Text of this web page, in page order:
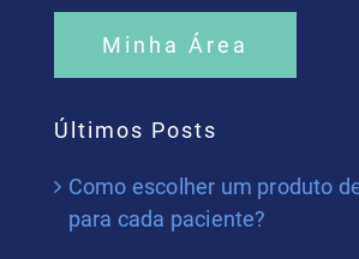
Minha Área
Últimos Posts
Como escolher um produto
para cada paciente?